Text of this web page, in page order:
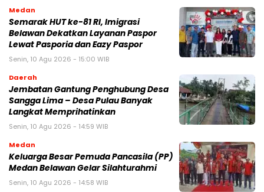
Medan
Semarak HUT ke-81 RI, Imigrasi
Belawan Dekatkan Layanan Paspor
Lewat Pasporia dan Eazy Paspor
Senin, 10 Agu 2026 - 15:00 WIB
Daerah
Jembatan Gantung Penghubung Desa
Sangga Lima – Desa Pulau Banyak
Langkat Memprihatinkan
Senin, 10 Agu 2026 - 14:59 WIB
Medan
Keluarga Besar Pemuda Pancasila (PP)
Medan Belawan Gelar Silahturahmi
Senin, 10 Agu 2026 - 14:58 WIB